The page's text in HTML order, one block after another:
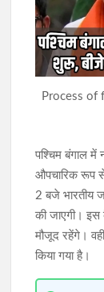
सात साल बाद भी
छात्राओं का भविष्य
बारिश में ढहा 200
सिक्कों का ‘खजाना’;
Process of
पश्चिम बंगाल
औपचारिक रूप
2 बजे भारतीय
की जाएगी। इस
मौजूद रहेंगे।
किया गया है।